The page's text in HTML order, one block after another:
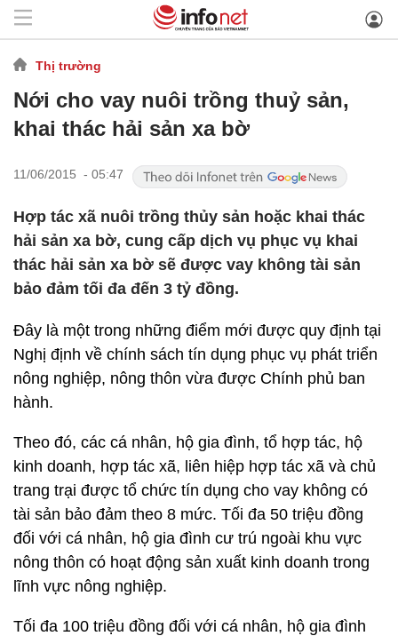
Thị trường
Nới cho vay nuôi trồng thuỷ sản,
khai thác hải sản xa bờ
11/06/2015 - 05:47
Hợp tác xã nuôi trồng thủy sản hoặc khai thác
hải sản xa bờ, cung cấp dịch vụ phục vụ khai
thác hải sản xa bờ sẽ được vay không tài sản
bảo đảm tối đa đến 3 tỷ đồng.
Đây là một trong những điểm mới được quy định tại
Nghị định về chính sách tín dụng phục vụ phát triển
nông nghiệp, nông thôn vừa được Chính phủ ban
hành.
Theo đó, các cá nhân, hộ gia đình, tổ hợp tác, hộ
kinh doanh, hợp tác xã, liên hiệp hợp tác xã và chủ
trang trại được tổ chức tín dụng cho vay không có
tài sản bảo đảm theo 8 mức. Tối đa 50 triệu đồng
đối với cá nhân, hộ gia đình cư trú ngoài khu vực
nông thôn có hoạt động sản xuất kinh doanh trong
lĩnh vực nông nghiệp.
Tối đa 100 triệu đồng đối với cá nhân, hộ gia đình